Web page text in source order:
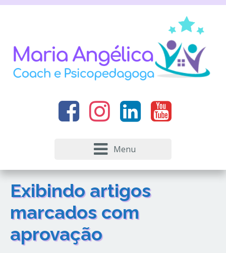
Menu
Exibindo artigos
marcados com
aprovação